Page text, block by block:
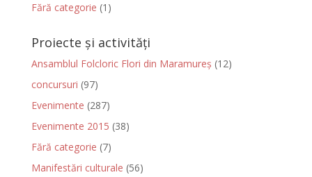
Fără categorie (1)
Proiecte și activități
Ansamblul Folcloric Flori din Maramureș (12)
concursuri (97)
Evenimente (287)
Evenimente 2015 (38)
Fără categorie (7)
Manifestări culturale (56)